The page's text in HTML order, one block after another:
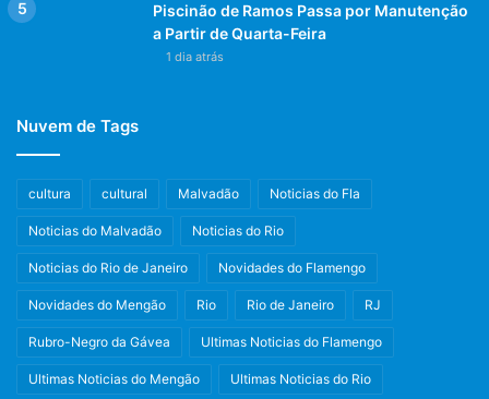
Piscinão de Ramos Passa por Manutenção
a Partir de Quarta-Feira
1 dia atrás
Nuvem de Tags
cultura cultural Malvadão Noticias do Fla
Noticias do Malvadão Noticias do Rio
Noticias do Rio de Janeiro Novidades do Flamengo
Novidades do Mengão Rio Rio de Janeiro RJ
Rubro-Negro da Gávea Ultimas Noticias do Flamengo
Ultimas Noticias do Mengão Ultimas Noticias do Rio